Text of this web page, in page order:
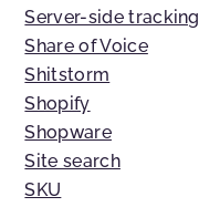
Server-side tracking
Share of Voice
Shitstorm
Shopify
Shopware
Site search
SKU